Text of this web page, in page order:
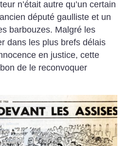
n’était autre qu’un certain
député gaulliste et un
barbouzes. Malgré les
dans les plus brefs délais
en justice, cette
de le reconvoquer